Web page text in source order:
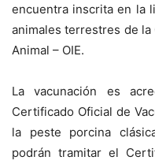
encuentra inscrita en la
animales terrestres de la
Animal – OIE.
La vacunación es
Certificado Oficial de
la peste porcina
podrán tramitar el